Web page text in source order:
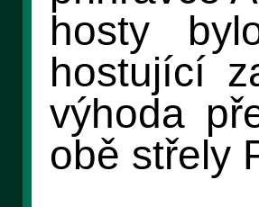
hosty
hostující
výhoda
obě střely